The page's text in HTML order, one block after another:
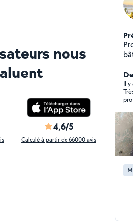
nous
4,6/5
Calculé à partir de 66000 avis
travaux. Victime
Il y